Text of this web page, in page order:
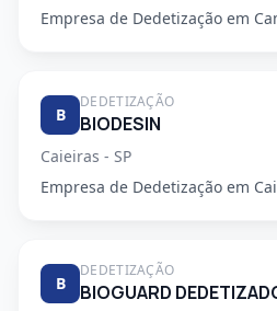
Empresa de Dedetização em
B
DEDETIZAÇÃO
BIODESIN
Caieiras - SP
Empresa de Dedetização em
B
DEDETIZAÇÃO